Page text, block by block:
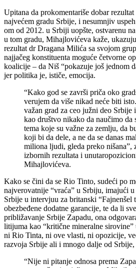
Upitana da prokomentariše dobar
najvećem gradu Srbije, i nesumnjiv
om od 2012. u Srbiji uopšte, ostvarenu
u tom gradu, Mihajlovićeva kaže,
rezultat dr Dragana Milića sa svojom
najjačeg konstituenta moguće četvorne
koalicije – da Niš “pokazuje još jednom
jer politika je, ističe, emocija.
“Kako god se završi priča oko
verujem da više nikad neće biti
važan grad za ceo južni deo Srbije
kao društvo nikako da naučimo da
tema koje su važne za zemlju, da
koji bi da dele, a ne da se danas
miliona ljudi, gleda preko nišana”,
izbornih rezultata i
Mihajlovićeva.
Kako se čini da se Rio Tinto, sudeći po
najverovatnije “vraća” u Srbiju, imajući
Srbije u intervjuu za britanski “Fajnenšel
obezbeđene dodatne garancije, te da li
približavanje Srbije Zapadu, ona
litijuma kao “kritične mineralne
ni Rio Tinta, ni ove vlasti, ni opozicije,
razvoja Srbije ali i mnogo dalje od
“Nije ni pitanje odnosa prema